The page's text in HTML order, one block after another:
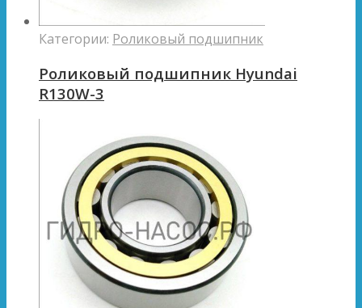
Категории: Роликовый подшипник
Роликовый подшипник Hyundai
R130W-3